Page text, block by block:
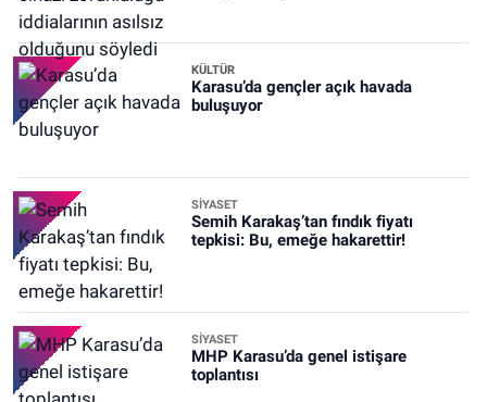
KÜLTÜR
Karasu’da gençler açık havada
buluşuyor
SİYASET
Semih Karakaş’tan fındık fiyatı
tepkisi: Bu, emeğe hakarettir!
SİYASET
MHP Karasu’da genel istişare
toplantısı